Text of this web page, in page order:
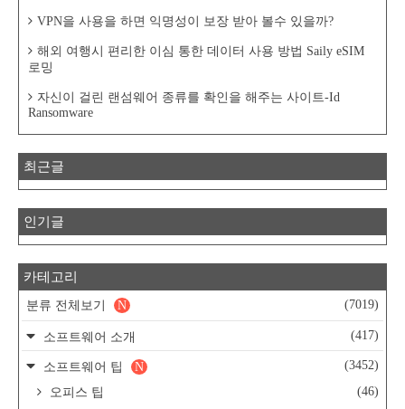
VPN을 사용을 하면 익명성이 보장 받아 볼수 있을까?
해외 여행시 편리한 이심 통한 데이터 사용 방법 Saily eSIM
로밍
자신이 걸린 랜섬웨어 종류를 확인을 해주는 사이트-Id
Ransomware
최근글
인기글
카테고리
분류 전체보기 (7019)
N
소프트웨어 소개 (417)
소프트웨어 팁 (3452)
N
오피스 팁
(46)